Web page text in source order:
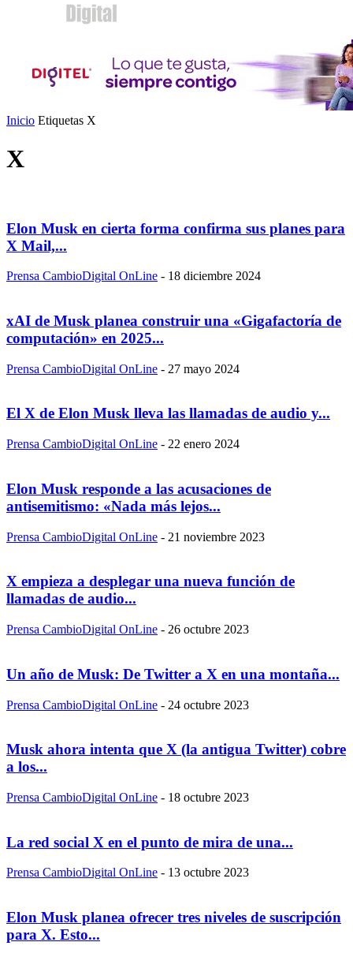
Inicio Etiquetas X
X
Elon Musk en cierta forma confirma sus planes para
X Mail,...
Prensa CambioDigital OnLine - 18 diciembre 2024
xAI de Musk planea construir una «Gigafactoría de
computación» en 2025...
Prensa CambioDigital OnLine - 27 mayo 2024
El X de Elon Musk lleva las llamadas de audio y...
Prensa CambioDigital OnLine - 22 enero 2024
Elon Musk responde a las acusaciones de
antisemitismo: «Nada más lejos...
Prensa CambioDigital OnLine - 21 noviembre 2023
X empieza a desplegar una nueva función de
llamadas de audio...
Prensa CambioDigital OnLine - 26 octubre 2023
Un año de Musk: De Twitter a X en una montaña...
Prensa CambioDigital OnLine - 24 octubre 2023
Musk ahora intenta que X (la antigua Twitter) cobre
a los...
Prensa CambioDigital OnLine - 18 octubre 2023
La red social X en el punto de mira de una...
Prensa CambioDigital OnLine - 13 octubre 2023
Elon Musk planea ofrecer tres niveles de suscripción
para X. Esto...